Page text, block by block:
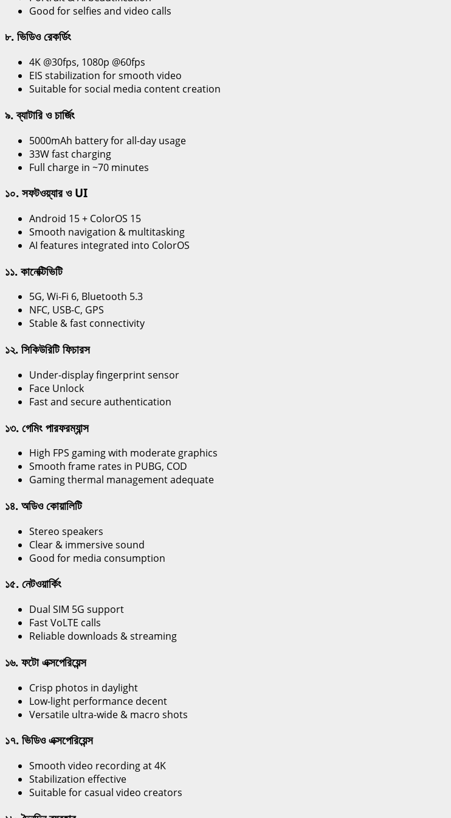
Good for selfies and video calls
৮. ভিডিও রেকর্ডিং
4K @30fps, 1080p @60fps
EIS stabilization for smooth video
Suitable for social media content creation
৯. ব্যাটারি ও চার্জিং
5000mAh battery for all-day usage
33W fast charging
Full charge in ~70 minutes
১০. সফটওয়্যার ও UI
Android 15 + ColorOS 15
Smooth navigation & multitasking
AI features integrated into ColorOS
১১. কানেক্টিভিটি
5G, Wi-Fi 6, Bluetooth 5.3
NFC, USB-C, GPS
Stable & fast connectivity
১২. সিকিউরিটি ফিচারস
Under-display fingerprint sensor
Face Unlock
Fast and secure authentication
১৩. গেমিং পারফরম্যান্স
High FPS gaming with moderate graphics
Smooth frame rates in PUBG, COD
Gaming thermal management adequate
১৪. অডিও কোয়ালিটি
Stereo speakers
Clear & immersive sound
Good for media consumption
১৫. নেটওয়ার্কিং
Dual SIM 5G support
Fast VoLTE calls
Reliable downloads & streaming
১৬. ফটো এক্সপেরিয়েন্স
Crisp photos in daylight
Low-light performance decent
Versatile ultra-wide & macro shots
১৭. ভিডিও এক্সপেরিয়েন্স
Smooth video recording at 4K
Stabilization effective
Suitable for casual video creators